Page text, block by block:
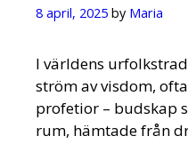
8 april, 2025 by Maria
I världens
ström av visdom,
profetior – budskap
rum, hämtade från